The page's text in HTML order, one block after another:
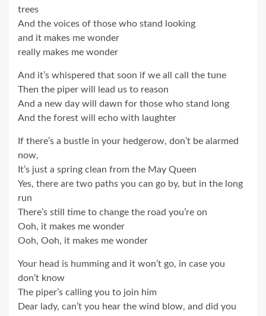
trees
And the voices of those who stand looking
and it makes me wonder
really makes me wonder
And it’s whispered that soon if we all call the tune
Then the piper will lead us to reason
And a new day will dawn for those who stand long
And the forest will echo with laughter
If there’s a bustle in your hedgerow, don’t be alarmed
now,
It’s just a spring clean from the May Queen
Yes, there are two paths you can go by, but in the long
run
There’s still time to change the road you’re on
Ooh, it makes me wonder
Ooh, Ooh, it makes me wonder
Your head is humming and it won’t go, in case you
don’t know
The piper’s calling you to join him
Dear lady, can’t you hear the wind blow, and did you